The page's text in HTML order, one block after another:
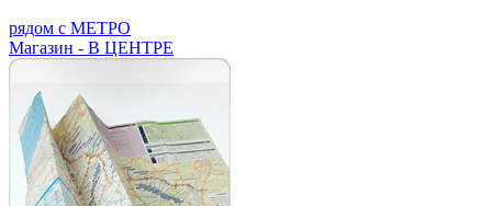
рядом с МЕТРО
Магазин - В ЦЕНТРЕ